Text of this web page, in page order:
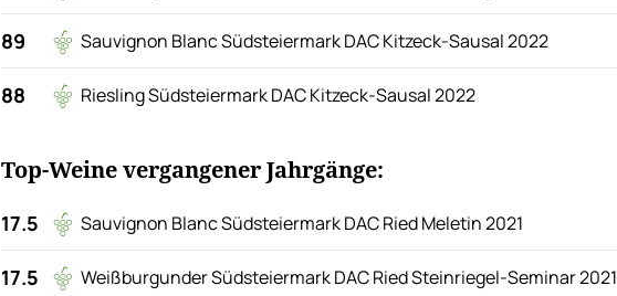
89 Sauvignon Blanc Südsteiermark DAC Kitzeck-Sausal 2022
88 Riesling Südsteiermark DAC Kitzeck-Sausal 2022
Top-Weine vergangener Jahrgänge:
17.5 Sauvignon Blanc Südsteiermark DAC Ried Meletin 2021
17.5 Weißburgunder Südsteiermark DAC Ried Steinriegel-Seminar 2021